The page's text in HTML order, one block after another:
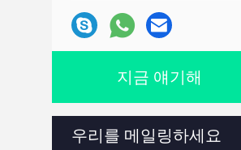
지금 얘기해
우리를 메일링하세요